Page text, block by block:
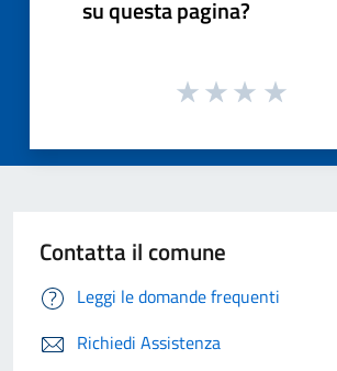
su questa pagina?
Contatta il comune
Leggi le domande frequenti
Richiedi Assistenza